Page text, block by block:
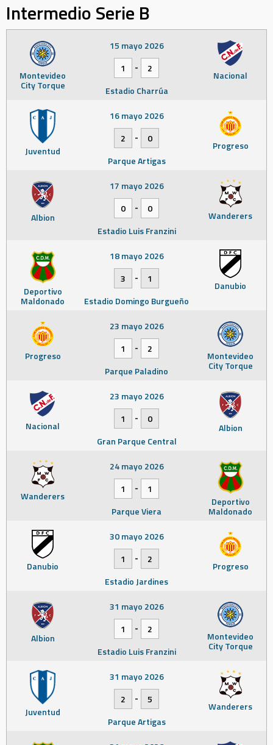
Intermedio Serie B
Montevideo
City Torque
Nacional
15 mayo 2026
1
-
2
Estadio Charrúa
Juventud Progreso
16 mayo 2026
2
-
0
Parque Artigas
Albion Wanderers
17 mayo 2026
0
-
0
Estadio Luis Franzini
Deportivo
Maldonado
Danubio
18 mayo 2026
3
-
1
Estadio Domingo Burgueño
Progreso Montevideo
City Torque
23 mayo 2026
1
-
2
Parque Paladino
Nacional Albion
23 mayo 2026
1
-
0
Gran Parque Central
Wanderers Deportivo
Maldonado
24 mayo 2026
1
-
1
Parque Viera
Danubio Progreso
30 mayo 2026
1
-
2
Estadio Jardines
Albion Montevideo
City Torque
31 mayo 2026
1
-
2
Estadio Luis Franzini
Juventud Wanderers
31 mayo 2026
2
-
5
Parque Artigas